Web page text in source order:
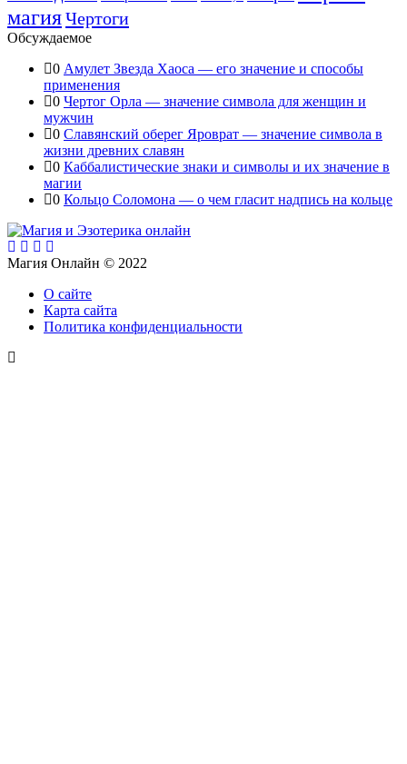
магияЧертоги
Обсуждаемое
0 Амулет Звезда Хаоса — его значение и способы
применения
0 Чертог Орла — значение символа для женщин и
мужчин
0 Славянский оберег Яроврат — значение символа в
жизни древних славян
0 Каббалистические знаки и символы и их значение в
магии
0 Кольцо Соломона — о чем гласит надпись на кольце
Магия Онлайн © 2022
О сайте
Карта сайта
Политика конфиденциальности